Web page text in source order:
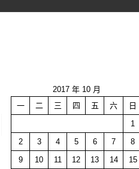
2017 年 10 月
一
二 三 四 五 六
日
1
2
3 4 5 6 7
8
9
10 11 12 13 14
15